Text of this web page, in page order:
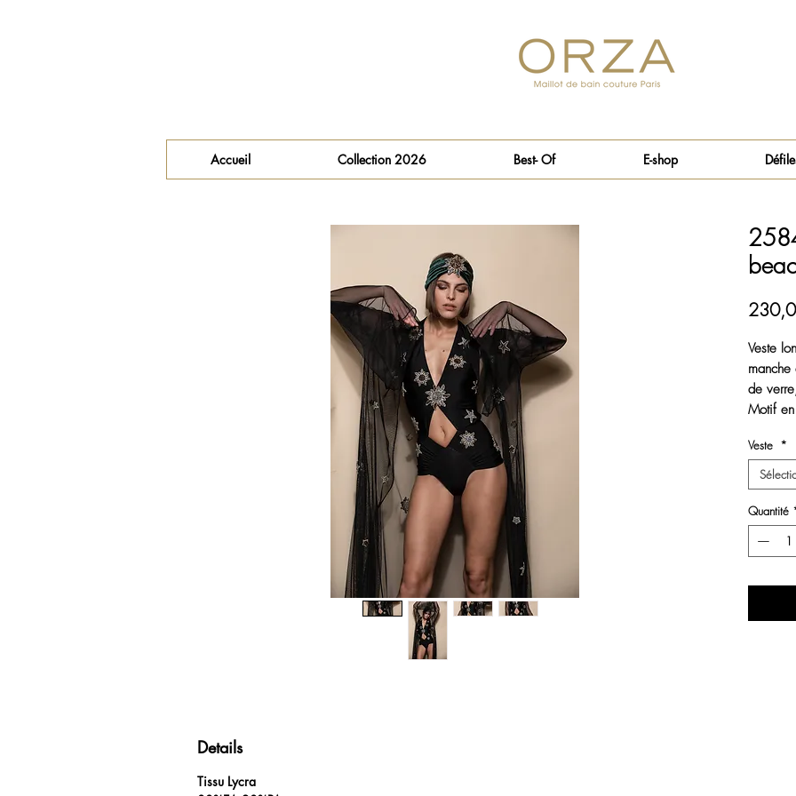
Accueil Collection 2026 Best- Of E-shop
Veste
de
Motif
le
Tous
Veste *
Quantité
Details
Tissu Lycra